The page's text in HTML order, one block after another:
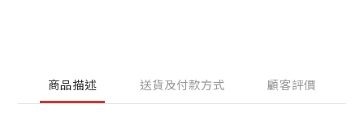
商品描述 送貨及付款方式 顧客評價